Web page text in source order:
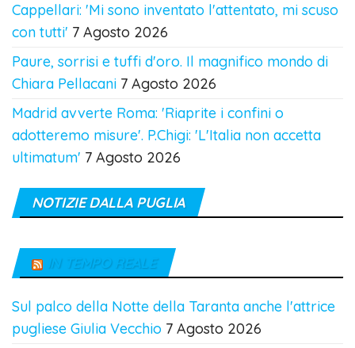
Cappellari: 'Mi sono inventato l'attentato, mi scuso
con tutti' 7 Agosto 2026
Paure, sorrisi e tuffi d'oro. Il magnifico mondo di
Chiara Pellacani 7 Agosto 2026
Madrid avverte Roma: 'Riaprite i confini o
adotteremo misure'. P.Chigi: 'L'Italia non accetta
ultimatum' 7 Agosto 2026
NOTIZIE DALLA PUGLIA
IN TEMPO REALE
Sul palco della Notte della Taranta anche l'attrice
pugliese Giulia Vecchio 7 Agosto 2026